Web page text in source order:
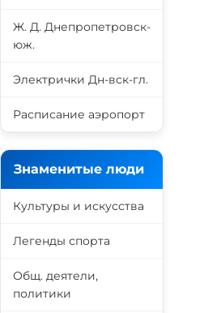
Ж. Д. Днепропетровск-
юж.
Электрички Дн-вск-гл.
Расписание аэропорт
Знаменитые люди
Культуры и искусства
Легенды спорта
Общ. деятели,
политики